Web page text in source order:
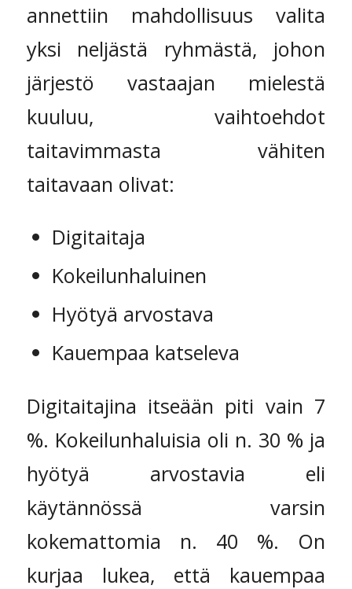
annettiin mahdollisuus valita
yksi neljästä ryhmästä, johon
järjestö vastaajan mielestä
kuuluu, vaihtoehdot
taitavimmasta vähiten
taitavaan olivat:
Digitaitaja
Kokeilunhaluinen
Hyötyä arvostava
Kauempaa katseleva
Digitaitajina itseään piti vain 7
%. Kokeilunhaluisia oli n. 30 % ja
hyötyä arvostavia eli
käytännössä varsin
kokemattomia n. 40 %. On
kurjaa lukea, että kauempaa